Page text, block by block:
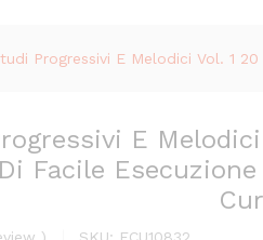
Progressivi E Melodici Vol. 1
E
Facile